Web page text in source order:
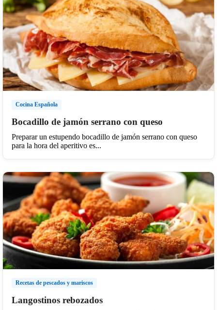
Cocina Española
Bocadillo de jamón serrano con queso
Preparar un estupendo bocadillo de jamón serrano con queso
para la hora del aperitivo es...
Recetas de pescados y mariscos
Langostinos rebozados